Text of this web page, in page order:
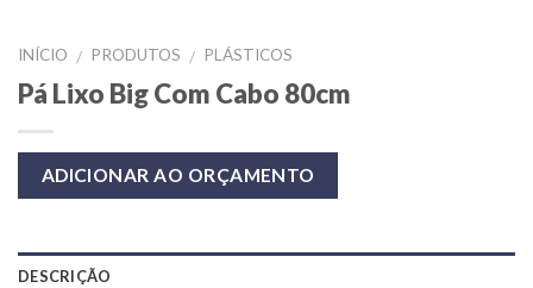
INÍCIO / PRODUTOS / PLÁSTICOS
Pá Lixo Big Com Cabo 80cm
ADICIONAR AO ORÇAMENTO
DESCRIÇÃO